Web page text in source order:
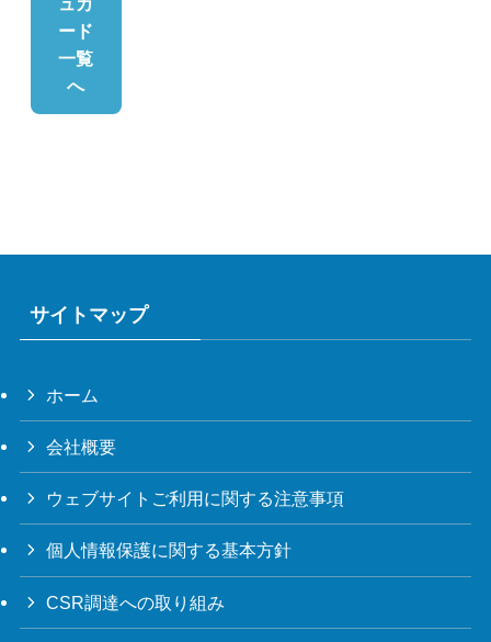
ード
一覧
へ
サイトマップ
ホーム
会社概要
ウェブサイトご利用に関する注意事項
個人情報保護に関する基本方針
CSR調達への取り組み